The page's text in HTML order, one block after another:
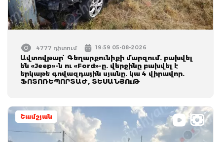
4777 դիտում 19:59 05-08-2026
Ավտովթար՝ Գեղարքունիքի մարզում. բախվել
են «Jeep»-ն ու «Ford»-ը. վերջինը բախվել է
երկաթե գովազդային սյանը. կա 4 վիրավոր.
ՖՈՏՈՌԵՊՈՐՏԱԺ, ՏԵՍԱՆՅՈւԹ
Շամշյան